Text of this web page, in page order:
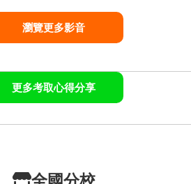
瀏覽更多影音
更多考取心得分享